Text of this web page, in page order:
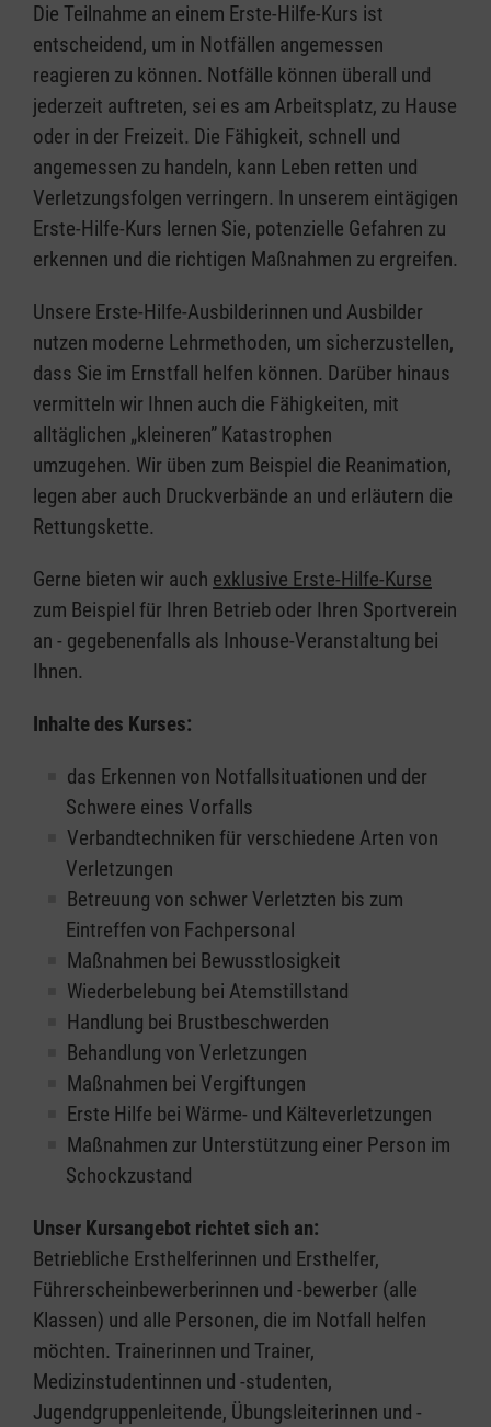
Die Teilnahme an einem Erste-Hilfe-Kurs ist
entscheidend, um in Notfällen angemessen
reagieren zu können. Notfälle können überall und
jederzeit auftreten, sei es am Arbeitsplatz, zu Hause
oder in der Freizeit. Die Fähigkeit, schnell und
angemessen zu handeln, kann Leben retten und
Verletzungsfolgen verringern. In unserem eintägigen
Erste-Hilfe-Kurs lernen Sie, potenzielle Gefahren zu
erkennen und die richtigen Maßnahmen zu ergreifen.
Unsere Erste-Hilfe-Ausbilderinnen und Ausbilder
nutzen moderne Lehrmethoden, um sicherzustellen,
dass Sie im Ernstfall helfen können. Darüber hinaus
vermitteln wir Ihnen auch die Fähigkeiten, mit
alltäglichen „kleineren” Katastrophen
umzugehen. Wir üben zum Beispiel die Reanimation,
legen aber auch Druckverbände an und erläutern die
Rettungskette.
Gerne bieten wir auch exklusive Erste-Hilfe-Kurse
zum Beispiel für Ihren Betrieb oder Ihren Sportverein
an - gegebenenfalls als Inhouse-Veranstaltung bei
Ihnen.
Inhalte des Kurses:
das Erkennen von Notfallsituationen und der
Schwere eines Vorfalls
Verbandtechniken für verschiedene Arten von
Verletzungen
Betreuung von schwer Verletzten bis zum
Eintreffen von Fachpersonal
Maßnahmen bei Bewusstlosigkeit
Wiederbelebung bei Atemstillstand
Handlung bei Brustbeschwerden
Behandlung von Verletzungen
Maßnahmen bei Vergiftungen
Erste Hilfe bei Wärme- und Kälteverletzungen
Maßnahmen zur Unterstützung einer Person im
Schockzustand
Unser Kursangebot richtet sich an:
Betriebliche Ersthelferinnen und Ersthelfer,
Führerscheinbewerberinnen und -bewerber (alle
Klassen) und alle Personen, die im Notfall helfen
möchten. Trainerinnen und Trainer,
Medizinstudentinnen und -studenten,
Jugendgruppenleitende, Übungsleiterinnen und -